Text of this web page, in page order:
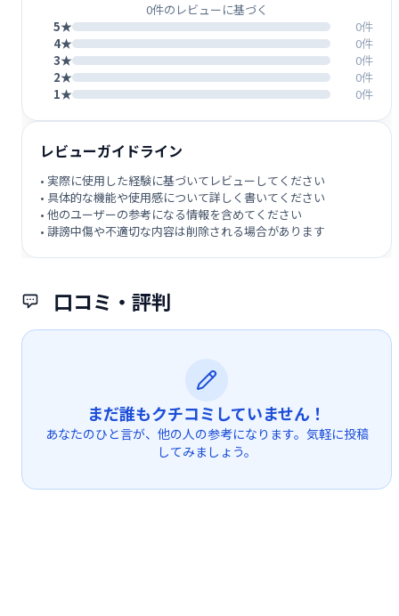
口コミ・評判
まだ誰もクチコミしていません！
あなたのひと言が、他の人の参考になります。気軽に投稿
してみましょう。
0件のレビューに基づく
5★
0件
4★
0件
3★
0件
2★
0件
1★
0件
レビューガイドライン
• 実際に使用した経験に基づいてレビューしてください
• 具体的な機能や使用感について詳しく書いてください
• 他のユーザーの参考になる情報を含めてください
• 誹謗中傷や不適切な内容は削除される場合があります